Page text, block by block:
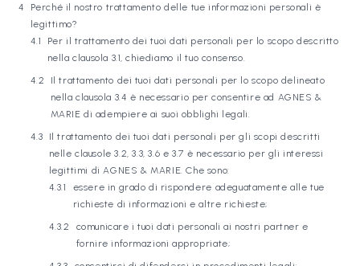
Perché il nostro trattamento delle tue informazioni personali è
legittimo?
Per il trattamento dei tuoi dati personali per lo scopo descritto
nella clausola 3.1, chiediamo il tuo consenso.
Il trattamento dei tuoi dati personali per lo scopo delineato
nella clausola 3.4 è necessario per consentire ad AGNES &
MARIE di adempiere ai suoi obblighi legali.
Il trattamento dei tuoi dati personali per gli scopi descritti
nelle clausole 3.2, 3.3, 3.6 e 3.7 è necessario per gli interessi
legittimi di AGNES & MARIE. Che sono:
essere in grado di rispondere adeguatamente alle tue
richieste di informazioni e altre richieste;
comunicare i tuoi dati personali ai nostri partner e
fornire informazioni appropriate;